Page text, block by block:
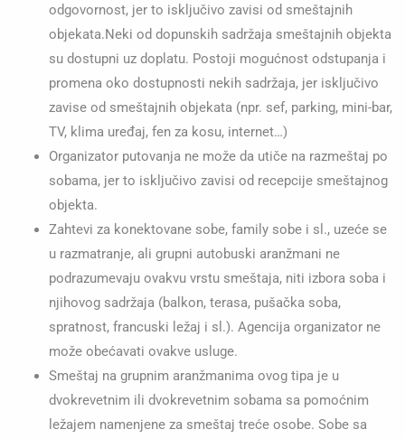
odgovornost, jer to isključivo zavisi od smeštajnih
objekata.Neki od dopunskih sadržaja smeštajnih objekta
su dostupni uz doplatu. Postoji mogućnost odstupanja i
promena oko dostupnosti nekih sadržaja, jer isključivo
zavise od smeštajnih objekata (npr. sef, parking, mini-bar,
TV, klima uređaj, fen za kosu, internet…)
Organizator putovanja ne može da utiče na razmeštaj po
sobama, jer to isključivo zavisi od recepcije smeštajnog
objekta.
Zahtevi za konektovane sobe, family sobe i sl., uzeće se
u razmatranje, ali grupni autobuski aranžmani ne
podrazumevaju ovakvu vrstu smeštaja, niti izbora soba i
njihovog sadržaja (balkon, terasa, pušačka soba,
spratnost, francuski ležaj i sl.). Agencija organizator ne
može obećavati ovakve usluge.
Smeštaj na grupnim aranžmanima ovog tipa je u
dvokrevetnim ili dvokrevetnim sobama sa pomoćnim
ležajem namenjene za smeštaj treće osobe. Sobe sa